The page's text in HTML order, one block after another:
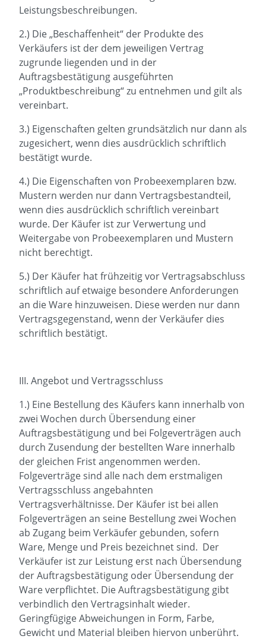
Leistungsbeschreibungen.
2.) Die „Beschaffenheit“ der Produkte des
Verkäufers ist der dem jeweiligen Vertrag
zugrunde liegenden und in der
Auftragsbestätigung ausgeführten
„Produktbeschreibung“ zu entnehmen und gilt als
vereinbart.
3.) Eigenschaften gelten grundsätzlich nur dann als
zugesichert, wenn dies ausdrücklich schriftlich
bestätigt wurde.
4.) Die Eigenschaften von Probeexemplaren bzw.
Mustern werden nur dann Vertragsbestandteil,
wenn dies ausdrücklich schriftlich vereinbart
wurde. Der Käufer ist zur Verwertung und
Weitergabe von Probeexemplaren und Mustern
nicht berechtigt.
5.) Der Käufer hat frühzeitig vor Vertragsabschluss
schriftlich auf etwaige besondere Anforderungen
an die Ware hinzuweisen. Diese werden nur dann
Vertragsgegenstand, wenn der Verkäufer dies
schriftlich bestätigt.
III. Angebot und Vertragsschluss
1.) Eine Bestellung des Käufers kann innerhalb von
zwei Wochen durch Übersendung einer
Auftragsbestätigung und bei Folgeverträgen auch
durch Zusendung der bestellten Ware innerhalb
der gleichen Frist angenommen werden.
Folgeverträge sind alle nach dem erstmaligen
Vertragsschluss angebahnten
Vertragsverhältnisse. Der Käufer ist bei allen
Folgeverträgen an seine Bestellung zwei Wochen
ab Zugang beim Verkäufer gebunden, sofern
Ware, Menge und Preis bezeichnet sind. Der
Verkäufer ist zur Leistung erst nach Übersendung
der Auftragsbestätigung oder Übersendung der
Ware verpflichtet. Die Auftragsbestätigung gibt
verbindlich den Vertragsinhalt wieder.
Geringfügige Abweichungen in Form, Farbe,
Gewicht und Material bleiben hiervon unberührt.